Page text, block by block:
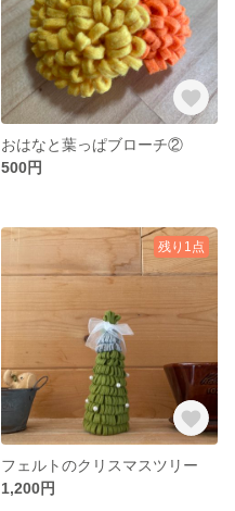
おはなと葉っぱブローチ②
500円
残り1点
フェルトのクリスマスツリー
1,200円